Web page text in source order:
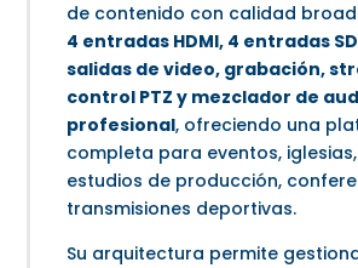
de contenido con calidad
4 entradas HDMI, 4 entradas
salidas de video, grabación,
control PTZ y mezclador de
profesional, ofreciendo una
completa para eventos,
estudios de producción,
transmisiones deportivas.
Su arquitectura permite